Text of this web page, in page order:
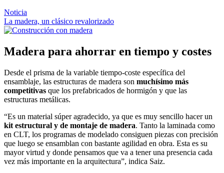
Noticia
​La madera, un clásico revalorizado
Madera para ahorrar en tiempo y costes
Desde el prisma de la variable tiempo-coste específica del
ensamblaje, las estructuras de madera son muchísimo más
competitivas que los prefabricados de hormigón y que las
estructuras metálicas.
“Es un material súper agradecido, ya que es muy sencillo hacer un
kit estructural y de montaje de madera. Tanto la laminada como
en CLT, los programas de modelado consiguen piezas con precisión
que luego se ensamblan con bastante agilidad en obra. Esta es su
mayor virtud y donde pensamos que va a tener una presencia cada
vez más importante en la arquitectura”, indica Saiz.